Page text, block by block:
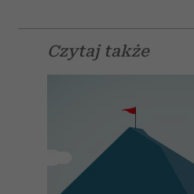
Czytaj także